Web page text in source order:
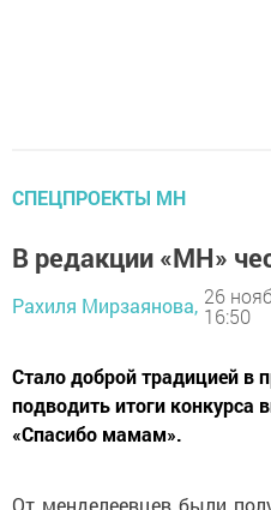
СПЕЦПРОЕКТЫ МН
В редакции «МН»
Рахиля Мирзаянова, 26
16:50
Стало доброй традицией в
подводить итоги конкурса
«Спасибо мамам».
От менделеевцев были